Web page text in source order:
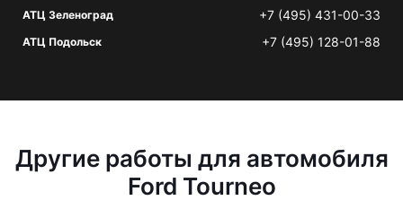
АТЦ Зеленоград +7 (495) 431-00-33
АТЦ Подольск +7 (495) 128-01-88
Другие работы для автомобиля
Ford Tourneo